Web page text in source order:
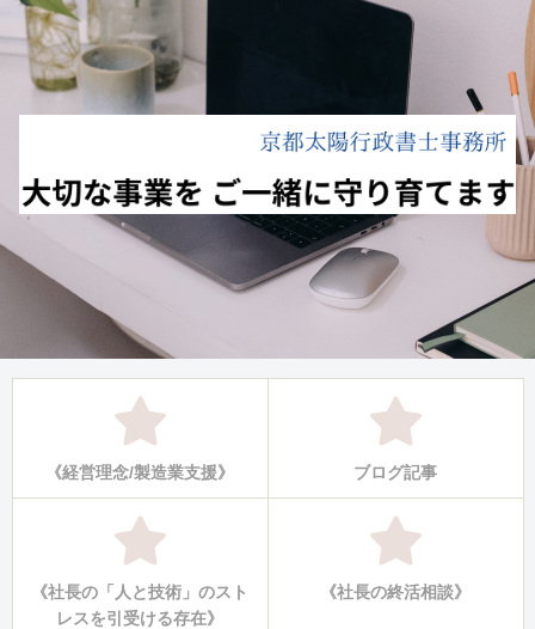
《経営理念/製造業支援》 ブログ記事
《社長の「人と技術」のスト
レスを引受ける存在》
《社長の終活相談》